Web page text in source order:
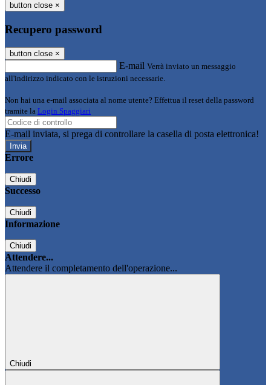
button close ×
Recupero password
button close ×
E-mail Verrà inviato un messaggio
all'indirizzo indicato con le istruzioni necessarie.
Non hai una e-mail associata al nome utente? Effettua il reset della password
tramite la Login Spaggiari
E-mail inviata, si prega di controllare la casella di posta elettronica!
Errore
Chiudi
Successo
Chiudi
Informazione
Chiudi
Attendere...
Attendere il completamento dell'operazione...
Chiudi